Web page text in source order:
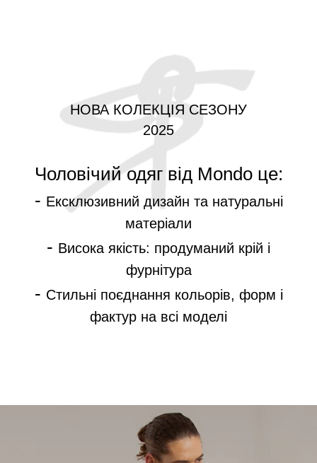
НОВА КОЛЕКЦІЯ СЕЗОНУ
2025
Чоловічий одяг від Mondo це:
- Ексклюзивний дизайн та натуральні
матеріали
- Висока якість: продуманий крій і
фурнітура
- Стильні поєднання кольорів, форм і
фактур на всі моделі